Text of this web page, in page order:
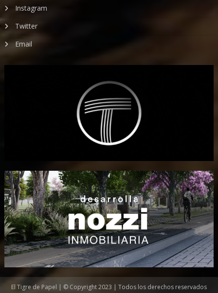
Instagram
Twitter
Email
El Tigre de Papel | © Copyright 2023 | Todos los derechos reservados